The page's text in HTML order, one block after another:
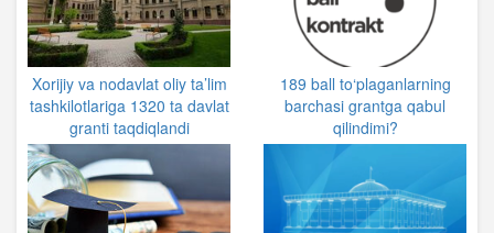
Xorijiy va nodavlat oliy ta’lim
tashkilotlariga 1320 ta davlat
granti taqdiqlandi
189 ball to‘plaganlarning
barchasi grantga qabul
qilindimi?